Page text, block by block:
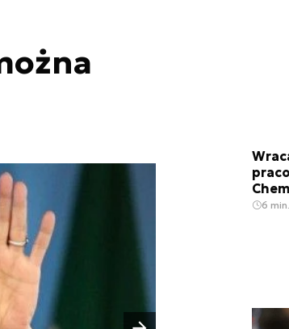
Następny slajd
6 min.